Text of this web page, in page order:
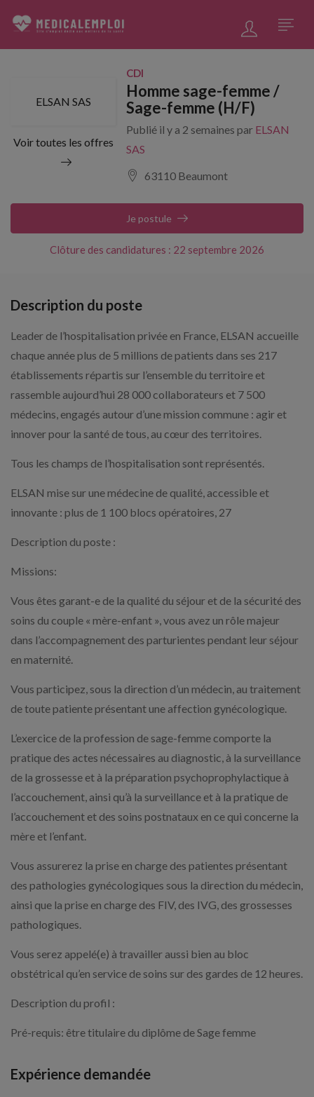
ELSAN SAS
Voir toutes les offres
CDI
Homme sage-femme /
Sage-femme (H/F)
Publié il y a 2 semaines par ELSAN
SAS
63110 Beaumont
Clôture des candidatures : 22 septembre 2026
Je postule
Description du poste
Leader de l’hospitalisation privée en France, ELSAN accueille
chaque année plus de 5 millions de patients dans ses 217
établissements répartis sur l’ensemble du territoire et
rassemble aujourd’hui 28 000 collaborateurs et 7 500
médecins, engagés autour d’une mission commune : agir et
innover pour la santé de tous, au cœur des territoires.
Tous les champs de l’hospitalisation sont représentés.
ELSAN mise sur une médecine de qualité, accessible et
innovante : plus de 1 100 blocs opératoires, 27
Description du poste :
Missions:
Vous êtes garant-e de la qualité du séjour et de la sécurité des
soins du couple « mère-enfant », vous avez un rôle majeur
dans l’accompagnement des parturientes pendant leur séjour
en maternité.
Vous participez, sous la direction d’un médecin, au traitement
de toute patiente présentant une affection gynécologique.
L’exercice de la profession de sage-femme comporte la
pratique des actes nécessaires au diagnostic, à la surveillance
de la grossesse et à la préparation psychoprophylactique à
l’accouchement, ainsi qu’à la surveillance et à la pratique de
l’accouchement et des soins postnataux en ce qui concerne la
mère et l’enfant.
Vous assurerez la prise en charge des patientes présentant
des pathologies gynécologiques sous la direction du médecin,
ainsi que la prise en charge des FIV, des IVG, des grossesses
pathologiques.
Vous serez appelé(e) à travailler aussi bien au bloc
obstétrical qu’en service de soins sur des gardes de 12 heures.
Description du profil :
Pré-requis: être titulaire du diplôme de Sage femme
Expérience demandée